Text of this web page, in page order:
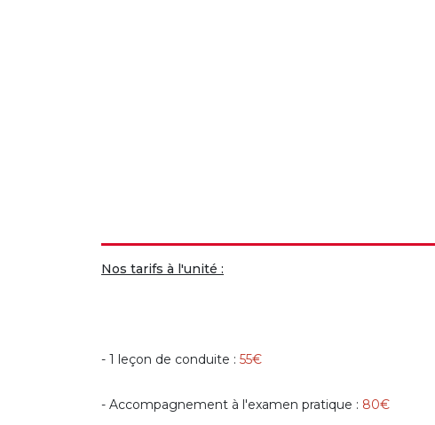
Nos tarifs à l'unité :
- 1 leçon de conduite : 55€
- Accompagnement à l'examen pratique : 80€